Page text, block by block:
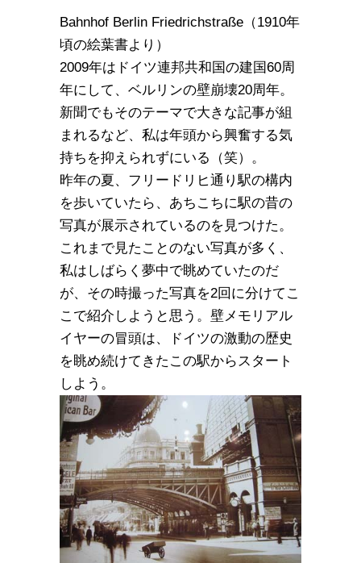
Bahnhof Berlin Friedrichstraße（1910年
頃の絵葉書より）
2009年はドイツ連邦共和国の建国60周
年にして、ベルリンの壁崩壊20周年。
新聞でもそのテーマで大きな記事が組
まれるなど、私は年頭から興奮する気
持ちを抑えられずにいる（笑）。
昨年の夏、フリードリヒ通り駅の構内
を歩いていたら、あちこちに駅の昔の
写真が展示されているのを見つけた。
これまで見たことのない写真が多く、
私はしばらく夢中で眺めていたのだ
が、その時撮った写真を2回に分けてこ
こで紹介しようと思う。壁メモリアル
イヤーの冒頭は、ドイツの激動の歴史
を眺め続けてきたこの駅からスタート
しよう。